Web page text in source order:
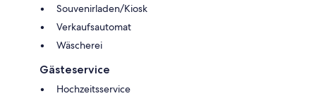
Souvenirladen/Kiosk
Verkaufsautomat
Wäscherei
Gästeservice
Hochzeitsservice